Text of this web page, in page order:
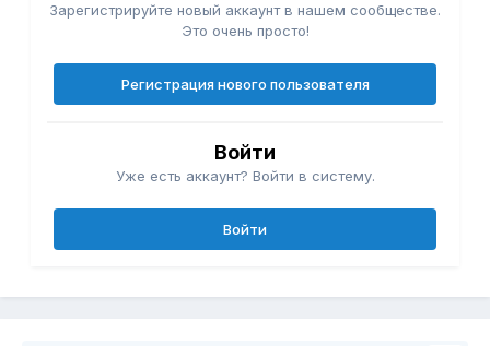
Зарегистрируйте новый аккаунт в нашем сообществе.
Это очень просто!
Регистрация нового пользователя
Войти
Уже есть аккаунт? Войти в систему.
Войти